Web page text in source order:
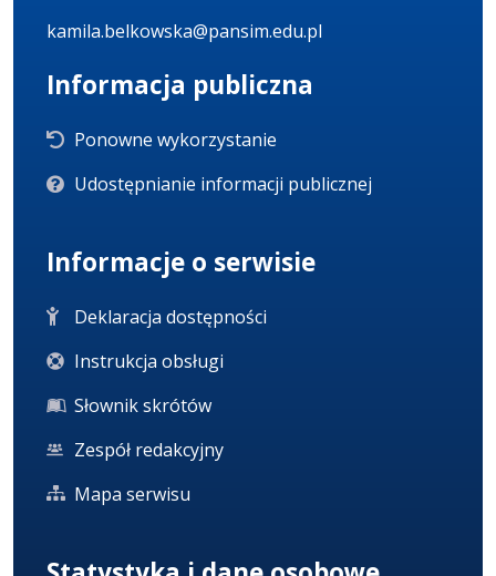
kamila.belkowska@pansim.edu.pl
Informacja publiczna
Ponowne wykorzystanie
Udostępnianie informacji publicznej
Informacje o serwisie
Deklaracja dostępności
Instrukcja obsługi
Słownik skrótów
Zespół redakcyjny
Mapa serwisu